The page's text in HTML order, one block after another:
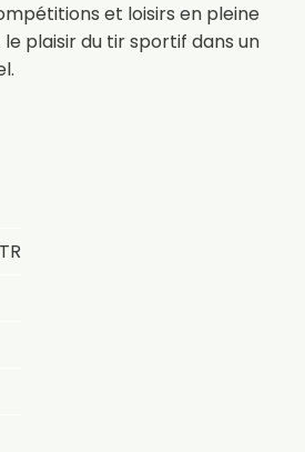
et loisirs en pleine
plaisir du tir sportif dans un